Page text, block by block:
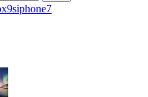
iphone7